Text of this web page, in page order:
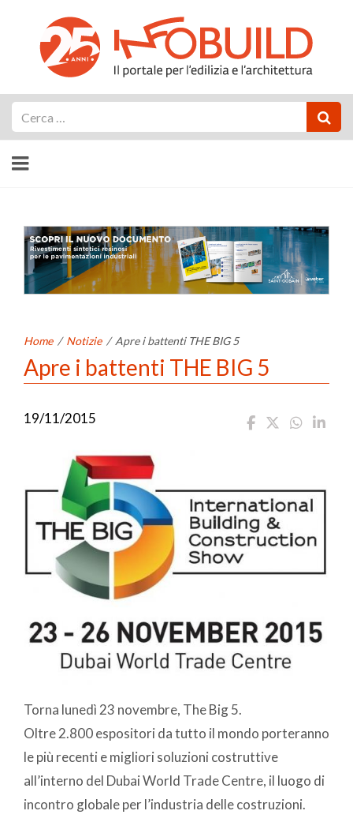
Home / Notizie / Apre i battenti THE BIG 5
Apre i battenti THE BIG 5
19/11/2015
Torna lunedì 23 novembre, The Big 5.
Oltre 2.800 espositori da tutto il mondo porteranno
le più recenti e migliori soluzioni costruttive
all’interno del Dubai World Trade Centre, il luogo di
incontro globale per l’industria delle costruzioni.